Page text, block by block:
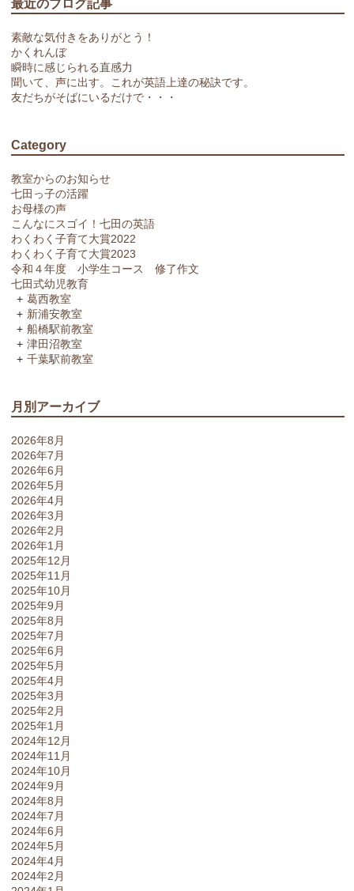
最近のブログ記事
素敵な気付きをありがとう！
かくれんぼ
瞬時に感じられる直感力
聞いて、声に出す。これが英語上達の秘訣です。
友だちがそばにいるだけで・・・
Category
教室からのお知らせ
七田っ子の活躍
お母様の声
こんなにスゴイ！七田の英語
わくわく子育て大賞2022
わくわく子育て大賞2023
令和４年度 小学生コース 修了作文
七田式幼児教育
葛西教室
新浦安教室
船橋駅前教室
津田沼教室
千葉駅前教室
月別アーカイブ
2026年8月
2026年7月
2026年6月
2026年5月
2026年4月
2026年3月
2026年2月
2026年1月
2025年12月
2025年11月
2025年10月
2025年9月
2025年8月
2025年7月
2025年6月
2025年5月
2025年4月
2025年3月
2025年2月
2025年1月
2024年12月
2024年11月
2024年10月
2024年9月
2024年8月
2024年7月
2024年6月
2024年5月
2024年4月
2024年2月